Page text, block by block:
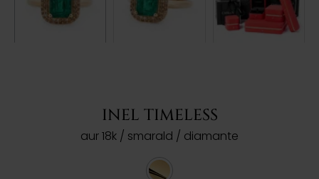
INEL TIMELESS
aur 18k / smarald / diamante